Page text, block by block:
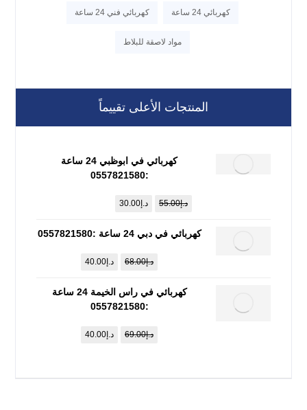
كهربائي 24 ساعة كهربائي فني 24 ساعة
مواد لاصقة للبلاط
المنتجات الأعلى تقييماً
كهربائي في ابوظبي 24 ساعة
:0557821580
د.إ55.00 د.إ30.00
كهربائي في دبي 24 ساعة :0557821580
د.إ68.00 د.إ40.00
كهربائي في راس الخيمة 24 ساعة
:0557821580
د.إ69.00 د.إ40.00